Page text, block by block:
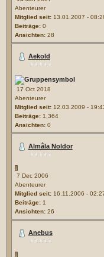
Abenteurer
Mitglied seit:13.01.2007 -
Beiträge:0
Ansichten:28
Aekold
17 Oct 2018
Abenteurer
Mitglied seit:12.03.2009 -
Beiträge:1,364
Ansichten:0
Almâla Noldor
7 Dec 2006
Abenteurer
Mitglied seit:16.11.2006 -
Beiträge:1
Ansichten:26
Anebus